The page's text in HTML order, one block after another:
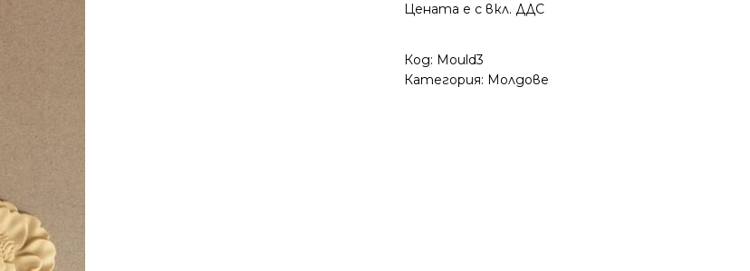
Цената е с вкл. ДДС
Код: Мould3
Категория: Молдове